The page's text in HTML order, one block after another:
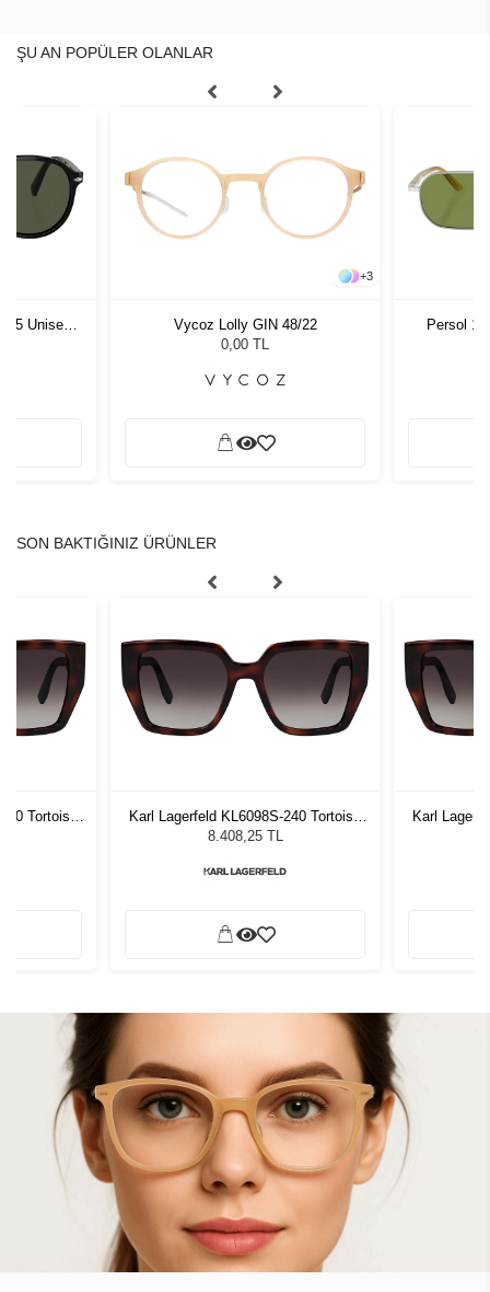
ŞU AN POPÜLER OLANLAR
55 Unisex
+3
Vycoz Lolly GIN 48/22
0,00 TL
Persol
SON BAKTIĞINIZ ÜRÜNLER
Tortoise
Karl Lagerfeld KL6098S-240 Tortoise
Kadın Güneş Gözlüğü
8.408,25 TL
Karl